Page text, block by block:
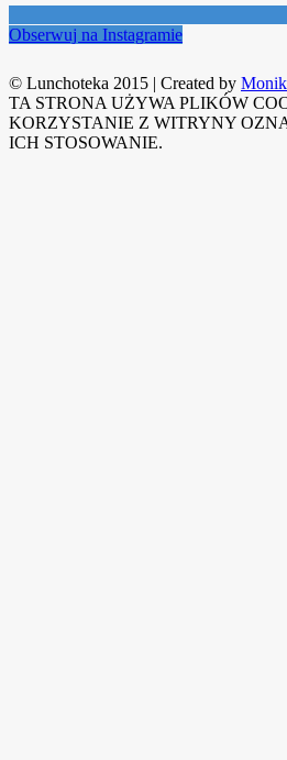
Obserwuj na Instagramie
© Lunchoteka 2015 Created by
TA STRONA UŻYWA PLIKÓW
KORZYSTANIE Z WITRYNY
ICH STOSOWANIE.